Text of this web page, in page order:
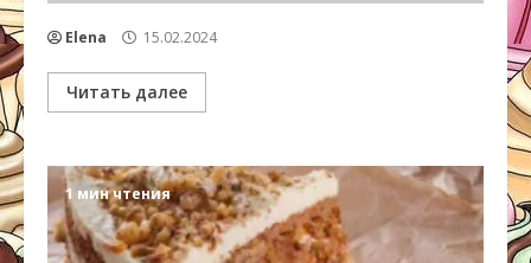
Elena 15.02.2024
Читать далее
1 мин чтения